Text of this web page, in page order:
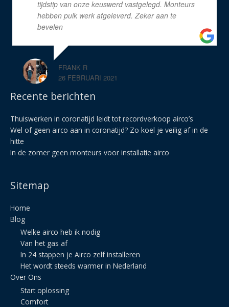
tijdstip van onze keuswerd vastgelegd. Monteurs
hebben puik werk afgeleverd. Zeker aan te
bevelen
FRANK R
26 FEBRUARI 2021
Recente berichten
Thuiswerken in coronatijd leidt tot recordverkoop airco’s
Wel of geen airco aan in coronatijd? Zo koel je veilig af in de
hitte
In de zomer geen monteurs voor installatie airco
Sitemap
Home
Blog
Welke airco heb ik nodig
Van het gas af
In 24 stappen je Airco zelf installeren
Het wordt steeds warmer in Nederland
Over Ons
Start oplossing
Comfort